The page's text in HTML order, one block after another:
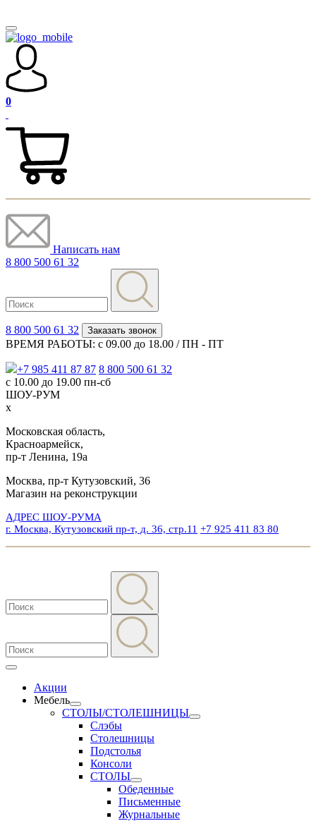
0
Написать нам
8 800 500 61 32
8 800 500 61 32 Заказать звонок
ВРЕМЯ РАБОТЫ: с 09.00 до 18.00 / ПН - ПТ
+7 985 411 87 87 8 800 500 61 32
с 10.00 до 19.00 пн-сб
ШОУ-РУМ
x
Московская область,
Красноармейск,
пр-т Ленина, 19а
Москва, пр-т Кутузовский, 36
Магазин на реконструкции
АДРЕС ШОУ-РУМА
г. Москва, Кутузовский пр-т, д. 36, стр.11 +7 925 411 83 80
Акции
Мебель
СТОЛЫ/СТОЛЕШНИЦЫ
Слэбы
Столешницы
Подстолья
Консоли
СТОЛЫ
Обеденные
Письменные
Журнальные